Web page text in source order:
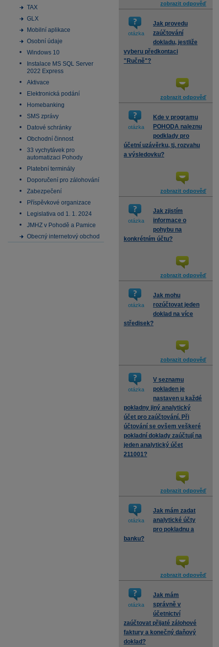
TAX
GLX
Mobilní aplikace
Osobní údaje
Windows 10
Instalace MS SQL Server
2022 Express
Aktivace
Elektronická podání
Homebanking
SMS zprávy
Datové schránky
Obchodní činnost
33 vychytávek pro
automatizaci Pohody
Platební terminály
Doporučení pro zálohování
Zabezpečení
Příspěvkové organizace
Legislativa od 1. 1. 2024
JMHZ v Pohodě a Pamice
Obecný internetový obchod
zobrazit odpověď
otázka
Jak provedu
zaúčtování
dokladu, jestliže
vyberu předkontaci
"Ručně"?
zobrazit odpověď
otázka
Kde v programu
POHODA naleznu
podklady pro
účetní uzávěrku, tj. rozvahu
a výsledovku?
zobrazit odpověď
otázka
Jak zjistím
informace o
pohybu na
konkrétním účtu?
zobrazit odpověď
otázka
Jak mohu
rozúčtovat jeden
doklad na více
středisek?
zobrazit odpověď
otázka
V seznamu
pokladen je
nastaven u každé
pokladny jiný analytický
účet pro zaúčtování. Při
účtování se ovšem veškeré
pokladní doklady zaúčtují na
jeden analytický účet
211001?
zobrazit odpověď
otázka
Jak mám zadat
analytické účty
pro pokladnu a
banku?
zobrazit odpověď
otázka
Jak mám
správně v
účetnictví
zaúčtovat přijaté zálohové
faktury a konečný daňový
doklad?